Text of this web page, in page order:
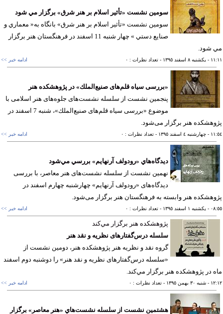
سومين نشست «تأثير اسلام بر هنر شرق» برگزار مي شود
سومين نشست «تأثیر اسلام بر هنر شرق» بانگاه به« معماري و
صنايع دستي » چهار شنبه 11 اسفند در فرهنگستان هنر برگزار
شود.
- يکشنبه ٨ اسفند ١٣٩٥ - تعداد نظرات : ٠ ادامه خبر >>
«بررسی سیاه قلم‌های صنیع‌الملك» در پژوهشكده هنر
پنجمین نشست از سلسله نشست‌های جلوه‌های هنر اسلامی با
موضوع «بررسی سیاه قلم‌های صنیع‌الملك»، شنبه 7 اسفند در
هنر برگزار می‌شود.
- چهارشنبه ٤ اسفند ١٣٩٥ - تعداد نظرات : ٠ ادامه خبر >>
ديدگاه‌هاي «رودولف آرنهايم» بررسي مي‌شود
نهمین نشست از سلسله نشست‌های هنر معاصر، با بررسی
دیدگاه‌های «رودولف آرنهایم» چهارشنبه چهارم اسفند در
هنر وابسته به فرهنگستان هنر برگزار می‌شود.
- يکشنبه ١ اسفند ١٣٩٥ - تعداد نظرات : ٠ ادامه خبر >>
پژوهشكده هنر برگزار مي‌كند
سلسله درس‌گفتارهای نظریه و نقد هنر
گروه نقد و نظريه هنر پژوهشكده هنر، دومین نشست از
«سلسله درس‌گفتارهای نظریه و نقد هنر» را دوشنبه دوم اسفند
در پژوهشكده هنر برگزار مي‌كند.
- شنبه ٣٠ بهمن ١٣٩٥ - تعداد نظرات : ٠ ادامه خبر >>
هشتمين نشست از سلسله نشست‌هاي «هنر معاصر» برگزار